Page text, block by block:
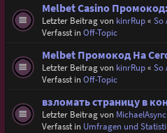
Melbet Casino
Letzter Beitrag von kinrRup« So
Verfasst inOff-Topic
Melbet Промокод На
Letzter Beitrag von kinrRup« So
Verfasst inOff-Topic
взломать страницу в
Letzter Beitrag von MichaelAsync
Verfasst in Umfragen und